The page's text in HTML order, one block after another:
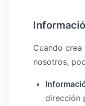
Cuando
nosotros,
dirección